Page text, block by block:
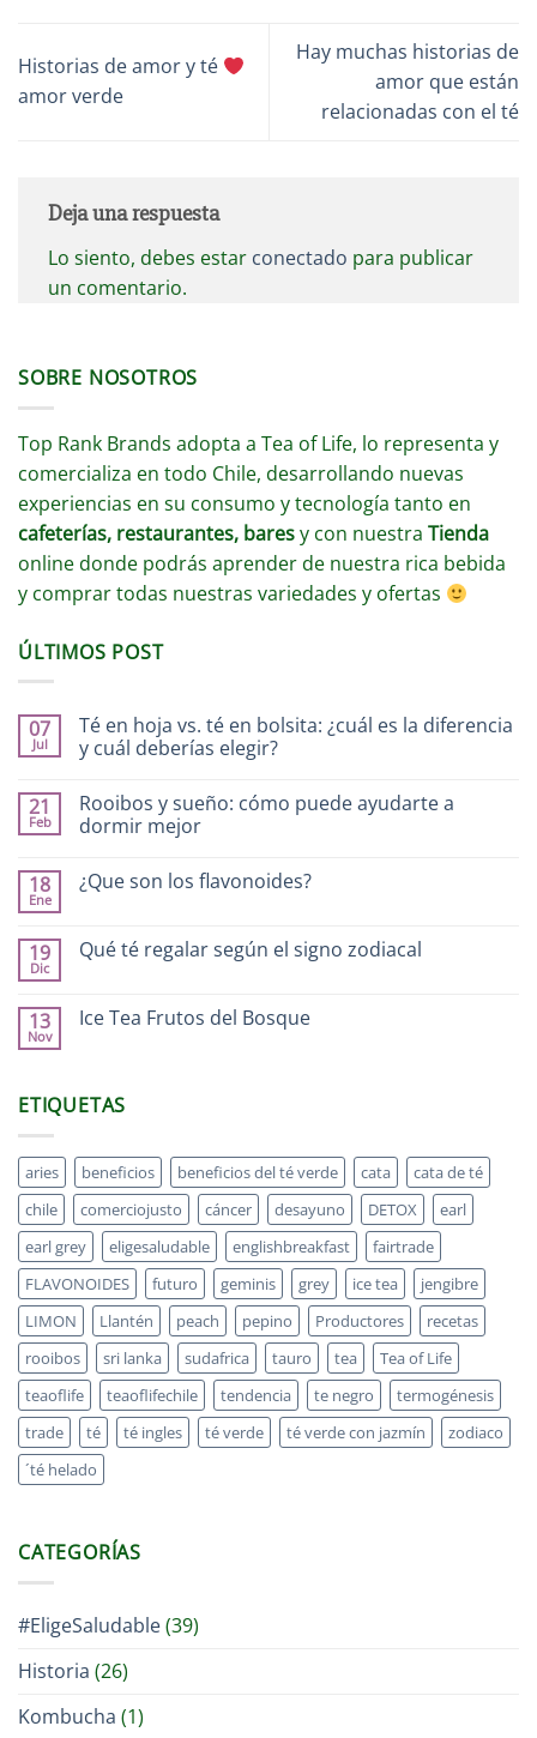
Historias de amor y té
amor verde
Hay muchas historias de
amor que están
relacionadas con el té
Deja una respuesta
Lo siento, debes estar conectado para publicar
un comentario.
SOBRE NOSOTROS
Top Rank Brands adopta a Tea of Life, lo representa y
comercializa en todo Chile, desarrollando nuevas
experiencias en su consumo y tecnología tanto en
cafeterías, restaurantes, baresy con nuestra Tienda
online donde podrás aprender de nuestra rica bebida
y comprar todas nuestras variedades y ofertas
ÚLTIMOS POST
07
Jul
Té en hoja vs. té en bolsita: ¿cuál es la diferencia
y cuál deberías elegir?
21
Feb
Rooibos y sueño: cómo puede ayudarte a
dormir mejor
18
Ene
¿Que son los flavonoides?
19
Dic
Qué té regalar según el signo zodiacal
13
Nov
Ice Tea Frutos del Bosque
ETIQUETAS
aries beneficios beneficios del té verde cata
cata de té
chile
comerciojusto cáncer desayuno DETOX
earl
earl grey
eligesaludable englishbreakfast
fairtrade
FLAVONOIDES
futuro geminis grey ice tea
jengibre
LIMON
Llantén peach pepino Productores
recetas
rooibos
sri lanka sudafrica tauro tea
Tea of Life
teaoflife
teaoflifechile tendencia te negro
termogénesis
trade
té té ingles té verde té verde con jazmín
zodiaco
´té helado
CATEGORÍAS
#EligeSaludable(39)
Historia (26)
Kombucha (1)